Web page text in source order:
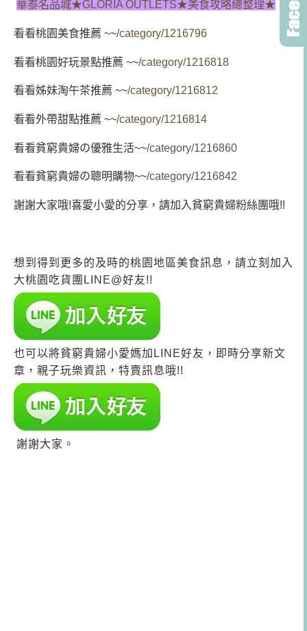
華泰名品城★GLORIA OUTLETS★美食攻略總整理★
看看桃園美食推薦 ~~/category/1216796
看看桃園好玩景點推薦 ~~/category/1216818
看看姊妹淘午茶推薦 ~~/category/1216812
看看外帶甜點推薦 ~~/category/1216814
看看貧窮貴婦の優雅生活~~/category/1216860
看看貧窮貴婦の聰明購物~~/category/1216842
謝謝大家哦!喜愛小愛的分享，請加入貧窮貴婦粉絲團哦!!
想到得到更多的及時的桃園地區美食訊息，請立刻加入
大桃園吃貨團LINE@好友!!
也可以將貧窮貴婦小愛媽加LINE好友，即時分享新文
章，親子玩樂資訊，特賣訊息哦!!
謝謝大家。